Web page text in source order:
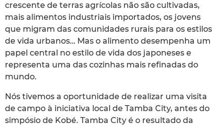
crescente de terras agrícolas não são cultivadas,
mais alimentos industriais importados, os jovens
que migram das comunidades rurais para os estilos
de vida urbanos… Mas o alimento desempenha um
papel central no estilo de vida dos japoneses e
representa uma das cozinhas mais refinadas do
mundo.
Nós tivemos a oportunidade de realizar uma visita
de campo à iniciativa local de Tamba City, antes do
simpósio de Kobé. Tamba City é o resultado da